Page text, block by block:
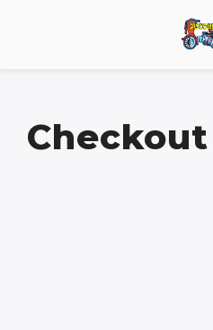
Checkout